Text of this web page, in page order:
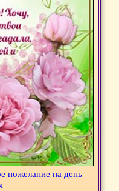
пожелание на день